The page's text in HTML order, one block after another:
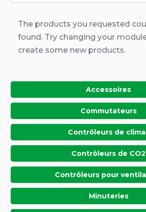
The products you requested
found. Try changing your
create some new products.
Accessoires
Commutateurs
Contrôleurs de
Contrôleurs de CO2
Contrôleurs pour
Minuteries